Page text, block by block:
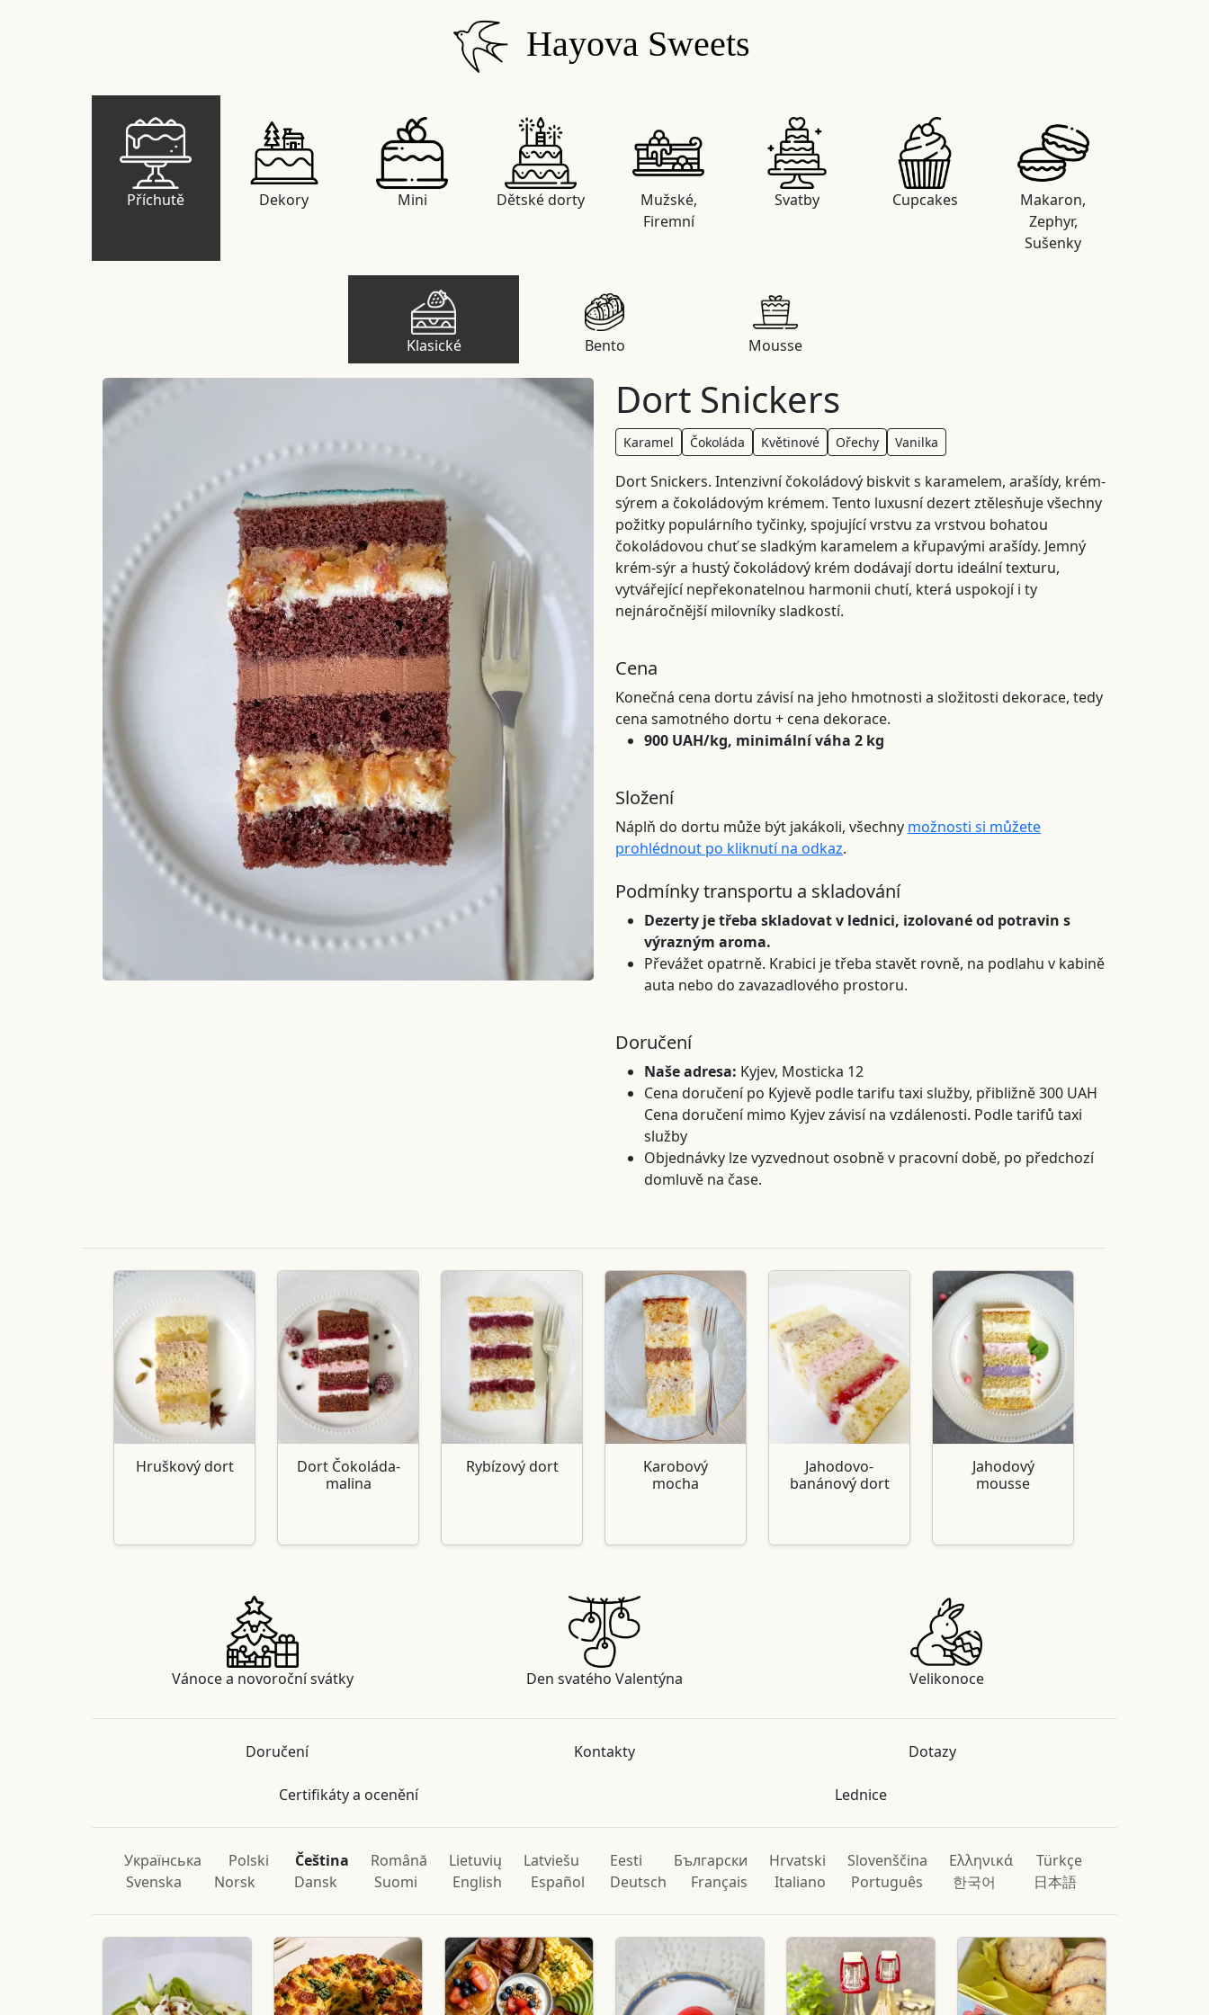
Hayova Sweets
Příchutě Dekory Mini Dětské dorty
Mužské,
Firemní
Svatby Cupcakes
Makaron,
Zephyr,
Sušenky
Klasické Bento Mousse
Dort Snickers
Karamel Čokoláda Květinové Ořechy Vanilka
Dort Snickers. Intenzivní čokoládový biskvit s karamelem, arašídy, krém-
sýrem a čokoládovým krémem. Tento luxusní dezert ztělesňuje všechny
požitky populárního tyčinky, spojující vrstvu za vrstvou bohatou
čokoládovou chuť se sladkým karamelem a křupavými arašídy. Jemný
krém-sýr a hustý čokoládový krém dodávají dortu ideální texturu,
vytvářející nepřekonatelnou harmonii chutí, která uspokojí i ty
nejnáročnější milovníky sladkostí.
Cena
Konečná cena dortu závisí na jeho hmotnosti a složitosti dekorace, tedy
cena samotného dortu + cena dekorace.
900 UAH/kg, minimální váha 2 kg
Složení
Náplň do dortu může být jakákoli, všechny možnosti si můžete
prohlédnout po kliknutí na odkaz.
Podmínky transportu a skladování
Dezerty je třeba skladovat v lednici, izolované od potravin s
výrazným aroma.
Převážet opatrně. Krabici je třeba stavět rovně, na podlahu v kabině
auta nebo do zavazadlového prostoru.
Doručení
Naše adresa: Kyjev, Mosticka 12
Cena doručení po Kyjevě podle tarifu taxi služby, přibližně 300 UAH
Cena doručení mimo Kyjev závisí na vzdálenosti. Podle tarifů taxi
služby
Objednávky lze vyzvednout osobně v pracovní době, po předchozí
domluvě na čase.
Hruškový dort
Dort Čokoláda-
malina
Rybízový dort
Karobový
mocha
Jahodovo-
banánový dort
Jahodový
mousse
Vánoce a novoroční svátky Den svatého Valentýna Velikonoce
Doručení Kontakty Dotazy
Certifikáty a ocenění Lednice
Українська Polski Čeština Română Lietuvių Latviešu Eesti Български Hrvatski Slovenščina Ελληνικά
Türkçe
Svenska
Norsk Dansk Suomi English Español Deutsch Français Italiano Português 한국어 日本語